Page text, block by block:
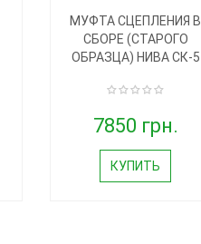
МУФТА СЦЕПЛЕНИЯ В
СБОРЕ (СТАРОГО
ОБРАЗЦА) НИВА СК-5
7850 грн.
КУПИТЬ